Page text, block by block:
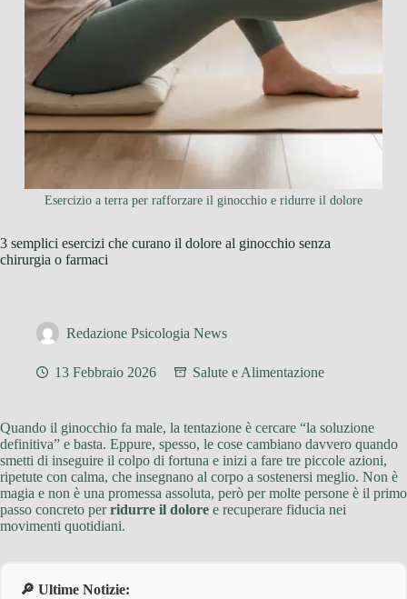
Esercizio a terra per rafforzare il ginocchio e ridurre il dolore
3 semplici esercizi che curano il dolore al ginocchio senza
chirurgia o farmaci
Redazione Psicologia News
13 Febbraio 2026 Salute e Alimentazione
Quando il ginocchio fa male, la tentazione è cercare “la soluzione
definitiva” e basta. Eppure, spesso, le cose cambiano davvero quando
smetti di inseguire il colpo di fortuna e inizi a fare tre piccole azioni,
ripetute con calma, che insegnano al corpo a sostenersi meglio. Non è
magia e non è una promessa assoluta, però per molte persone è il primo
passo concreto perridurre il dolore e recuperare fiducia nei
movimenti quotidiani.
🔎 Ultime Notizie: